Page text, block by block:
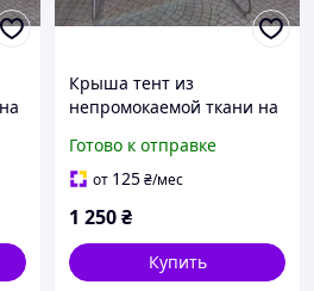
Крыша тент из
непромокаемой ткани на
Готово к отправке
от 125₴/мес
1 250₴
Купить